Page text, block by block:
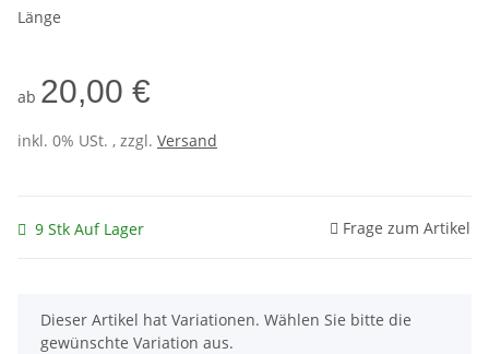
Länge
ab 20,00 €
inkl. 0% USt. , zzgl. Versand
9 Stk Auf Lager Frage zum Artikel
x
Dieser Artikel hat Variationen. Wählen Sie bitte die
gewünschte Variation aus.